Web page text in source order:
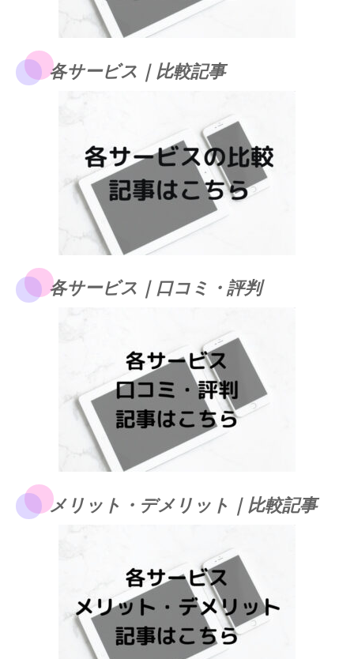
各サービス｜比較記事
各サービス｜口コミ・評判
メリット・デメリット｜比較記事